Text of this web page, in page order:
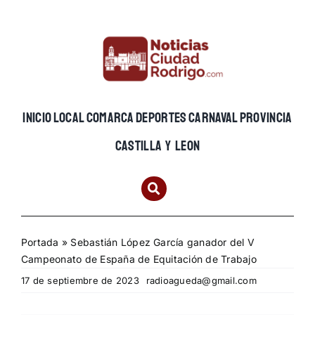
INICIOLOCALCOMARCADEPORTESCARNAVALPROVINCIA
CASTILLA Y LEON
Portada » Sebastián López García ganador del V
Campeonato de España de Equitación de Trabajo
17 de septiembre de 2023 radioagueda@gmail.com